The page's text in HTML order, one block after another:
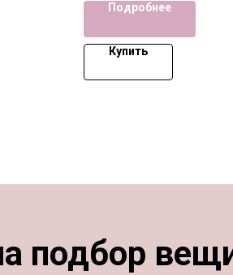
Подробнее
Купить
подбор